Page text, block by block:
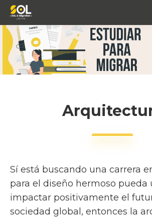
Sí está buscando una carrera
para el diseño hermoso pueda
impactar positivamente el
sociedad global, entonces la